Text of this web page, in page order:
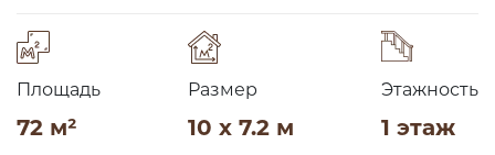
Площадь
72 м²
Размер
10 x 7.2 м
Этажность
1 этаж